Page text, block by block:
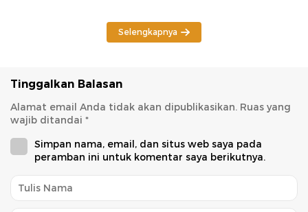
Selengkapnya
Tinggalkan Balasan
Alamat email Anda tidak akan dipublikasikan. Ruas yang
wajib ditandai *
Simpan nama, email, dan situs web saya pada
peramban ini untuk komentar saya berikutnya.